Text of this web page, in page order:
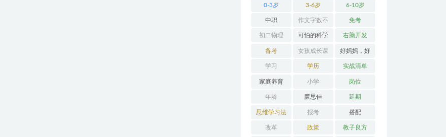
0-3岁 3-6岁 6-10岁
中职 作文字数不
够
免考
初二物理 可怕的科学 右脑开发
备考 女孩成长课
堂
好妈妈，好
办法
学习 学历 实战清单
家庭养育 小学 岗位
年龄 廉思佳 延期
思维学习法 报考 搭配
改革 政策 教子良方